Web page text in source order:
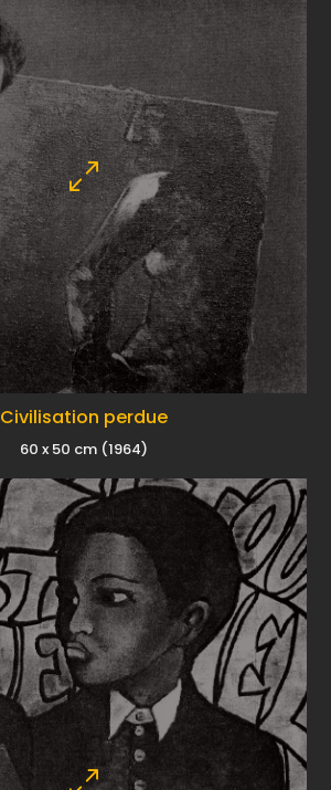
Civilisation perdue
60 x 50 cm (1964)